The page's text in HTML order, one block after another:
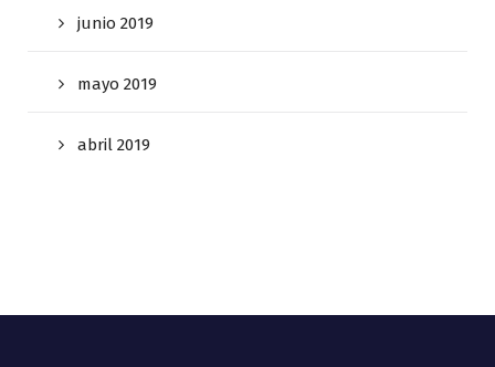
junio 2019
mayo 2019
abril 2019